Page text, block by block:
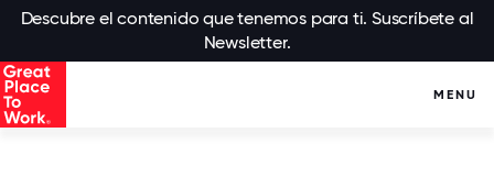
Descubre el contenido que tenemos para ti. Suscríbete al
Newsletter.
MENU